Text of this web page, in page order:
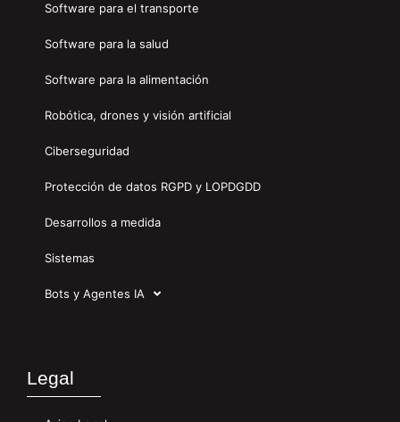
Software para el transporte
Software para la salud
Software para la alimentación
Robótica, drones y visión artificial
Ciberseguridad
Protección de datos RGPD y LOPDGDD
Desarrollos a medida
Sistemas
Bots y Agentes IA
Legal